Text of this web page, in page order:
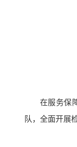
在服务保
队，全面开展